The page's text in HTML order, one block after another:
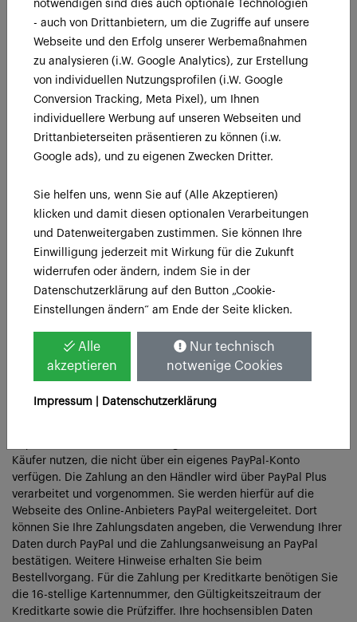
notwendigen sind dies auch optionale Technologien
- auch von Drittanbietern, um die Zugriffe auf unsere
Webseite und den Erfolg unserer Werbemaßnahmen
zu analysieren (i.W. Google Analytics), zur Erstellung
von individuellen Nutzungsprofilen (i.W. Google
Conversion Tracking, Meta Pixel), um Ihnen
individuellere Werbung auf unseren Webseiten und
Drittanbieterseiten präsentieren zu können (i.w.
Google ads), und zu eigenen Zwecken Dritter.
Sie helfen uns, wenn Sie auf (Alle Akzeptieren)
klicken und damit diesen optionalen Verarbeitungen
und Datenweitergaben zustimmen. Sie können Ihre
Einwilligung jederzeit mit Wirkung für die Zukunft
widerrufen oder ändern, indem Sie in der
Datenschutzerklärung auf den Button „Cookie-
Einstellungen ändern“ am Ende der Seite klicken.
Nur technisch
notwenige Cookies
Alle
akzeptieren
Impressum | Datenschutzerklärung
widerrufen, können Sie unter den gesetzlichen
Voraussetzungen die Erstattung bereits bezahlter Kosten für
den Versand zu Ihnen (Hinsendekosten) verlangen (vgl. zu
sonstigen Widerrufsfolgen § 3 Abs. 3).
§ 6 Zahlungsbedingungen und Aufrechnung und
(1) Der Kaufpreis und die Versandkosten sind spätestens
binnen zwei (2) Wochen ab Zugang unserer Rechnung zu
(2) Wir bieten folgende Zahlungsmöglichkeiten an:
- Kreditkarte via PayPal Express (Zahlung auch ohne PayPal-
- Elektronischer Bankeinzung (ELV) via PayPal Plus (Zahlung
auch ohne PayPal-Konto möglich) - Rechnungskauf via PayPal
Express (Zahlung auch ohne PayPal-Konto möglich)
Zahlungsmöglichkeiten:
Im Rahmen des Zahlungsdienstes PayPal Express bieten wir
Ihnen die Zahlung mit den gängigen Kreditkarten wie Visa,
Käufer nutzen, die nicht über ein eigenes PayPal-Konto
verfügen. Die Zahlung an den Händler wird über PayPal Plus
verarbeitet und vorgenommen. Sie werden hierfür auf die
Webseite des Online-Anbieters PayPal weitergeleitet. Dort
können Sie Ihre Zahlungsdaten angeben, die Verwendung Ihrer
Daten durch PayPal und die Zahlungsanweisung an PayPal
bestätigen. Weitere Hinweise erhalten Sie beim
Bestellvorgang. Für die Zahlung per Kreditkarte benötigen Sie
die 16-stellige Kartennummer, den Gültigkeitszeitraum der
Kreditkarte sowie die Prüfziffer. Ihre hochsensiblen Daten